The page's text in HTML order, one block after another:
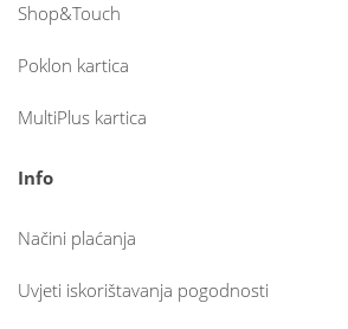
Shop&Touch
Poklon kartica
MultiPlus kartica
Info
Načini plaćanja
Uvjeti iskorištavanja pogodnosti